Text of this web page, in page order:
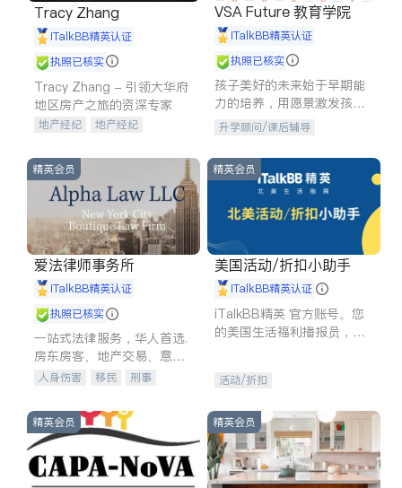
Tracy Zhang
iTalkBB精英认证
执照已核实
Tracy Zhang - 引领大华府
地区房产之旅的资深专家
地产经纪
地产经纪
商铺租售
VSA Future 教育学院
iTalkBB精英认证
执照已核实
孩子美好的未来始于早期能
力的培养，用愿景激发孩子
的学习潜力和动力。理念：
拥有成长型心态是成功的基
石。
升学顾问/课后辅导
精英会员
爱法律师事务所
iTalkBB精英认证
执照已核实
一站式法律服务，华人首选.
房东房客、地产交易、意外
伤害、车祸重伤、商业诉
建筑合同、刑事案件全包办
人身伤害 移民
刑事
信托/遗嘱
商业
索赔
律师-其它 保释
精英会员
美国活动/折扣小助手
iTalkBB精英认证
iTalkBB精英 官方账号。您
的美国生活福利播报员，精
专属福利。
活动/折扣
精英会员 精英会员